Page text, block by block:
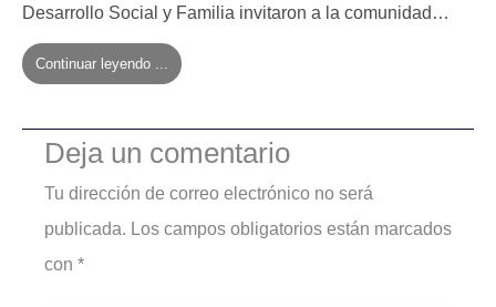
Desarrollo Social y Familia invitaron a la comunidad…
Continuar leyendo ...
Deja un comentario
Tu dirección de correo electrónico no será
publicada. Los campos obligatorios están marcados
con *